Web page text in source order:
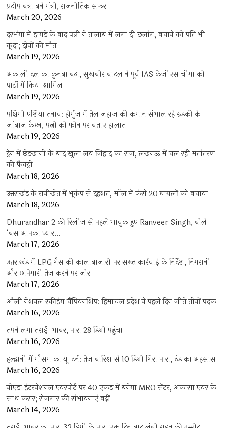
प्रदीप बत्रा बने मंत्री, राजनीतिक सफर
March 20, 2026
दरभंगा में झगड़े के बाद पत्नी ने तालाब में लगा दी छलांग, बचाने को पति भी
कूदा; दोनों की मौत
March 19, 2026
अकाली दल का कुनबा बढ़ा, सुखबीर बादल ने पूर्व IAS केजीएस चीमा को
पार्टी में किया शामिल
March 19, 2026
पश्चिमी एशिया तनाव: होर्मुज में तेल जहाज की कमान संभाल रहे रुड़की के
जांबाज कैप्टन, पत्नी को फोन पर बताए हालात
March 19, 2026
ट्रेन में छेड़खानी के बाद खुला लव जिहाद का राज, लखनऊ में चल रही मतांतरण
की फैक्ट्री
March 18, 2026
उत्तराखंड के रानीखेत में भूकंप से दहशत, मॉल में फंसे 20 घायलों को बचाया
March 18, 2026
Dhurandhar 2 की रिलीज से पहले भावुक हुए Ranveer Singh, बोले-
‘बस आपका प्यार…
March 17, 2026
उत्तराखंड में LPG गैस की कालाबाजारी पर सख्त कार्रवाई के निर्देश, निगरानी
और छापेमारी तेज करने पर जोर
March 17, 2026
औली नेशनल स्कीइंग चैंपियनशिप: हिमाचल प्रदेश ने पहले दिन जीते तीनों पदक
March 16, 2026
तपने लगा तराई-भाबर, पारा 28 डिग्री पहुंचा
March 16, 2026
हल्द्वानी में मौसम का यू-टर्न: तेज बारिश से 10 डिग्री गिरा पारा, ठंड का अहसास
March 16, 2026
नोएडा इंटरनेशनल एयरपोर्ट पर 40 एकड़ में बनेगा MRO सेंटर, अकासा एयर के
साथ करार; रोजगार की संभावनाएं बढ़ीं
March 14, 2026